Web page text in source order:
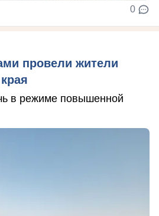
0
провели жители
в режиме повышенной